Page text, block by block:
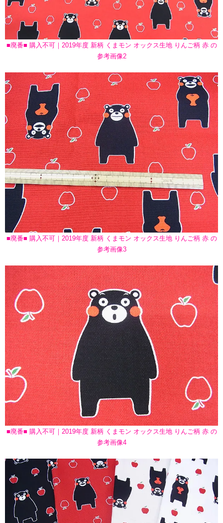
■廃番■ 購入不可｜2019年度 新柄 くまモン オックス生地 りんご柄 赤 の
参考画像2
■廃番■ 購入不可｜2019年度 新柄 くまモン オックス生地 りんご柄 赤 の
参考画像3
■廃番■ 購入不可｜2019年度 新柄 くまモン オックス生地 りんご柄 赤 の
参考画像4